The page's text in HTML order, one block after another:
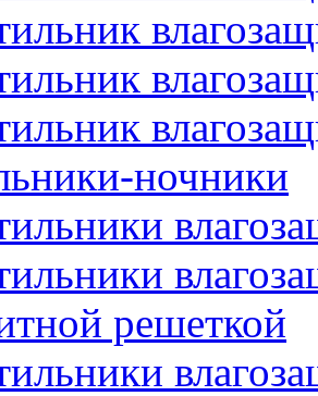
ночники
решеткой